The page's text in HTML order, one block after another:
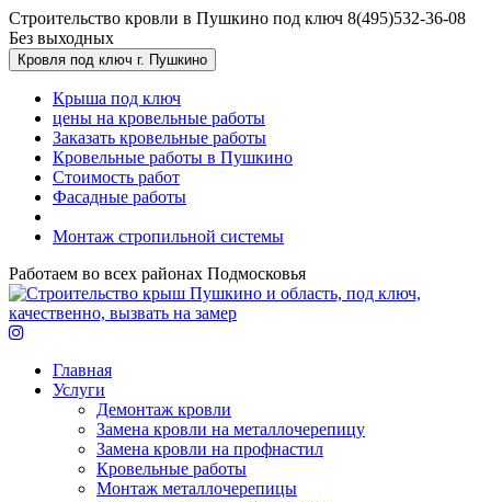
Перейти к основному содержанию
Строительство кровли в Пушкино под ключ 8(495)532-36-08
Без выходных
Кровля под ключ г. Пушкино
Крыша под ключ
цены на кровельные работы
Заказать кровельные работы
Кровельные работы в Пушкино
Стоимость работ
Фасадные работы
Монтаж стропильной системы
Работаем во всех районах Подмосковья
Главная
Услуги
Демонтаж кровли
Замена кровли на металлочерепицу
Замена кровли на профнастил
Кровельные работы
Монтаж металлочерепицы